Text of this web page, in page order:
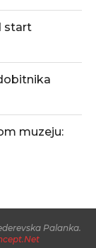
start
muzeju:
Palanka.